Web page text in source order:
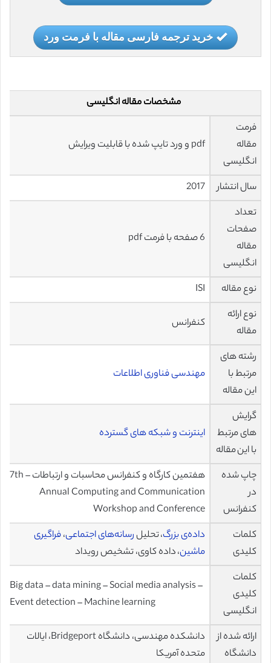
خرید ترجمه فارسی مقاله با فرمت ورد
مشخصات مقاله انگلیسی
فرمت
مقاله
انگلیسی
pdf و ورد تایپ شده با قابلیت ویرایش
سال انتشار
2017
تعداد
صفحات
مقاله
انگلیسی
6 صفحه با فرمت pdf
نوع مقاله
ISI
نوع ارائه
مقاله
کنفرانس
رشته های
مرتبط با
این مقاله
مهندسی فناوری اطلاعات
گرایش
های مرتبط
با این مقاله
اینترنت و شبکه های گسترده
چاپ شده
در
کنفرانس
هفتمین کارگاه و کنفرانس محاسبات و ارتباطات – 7th
Annual Computing and Communication
Workshop and Conference
کلمات
کلیدی
داده‌ی بزرگ، تحلیلرسانه‌های اجتماعی،فراگیری
ماشین، داده کاوی، تشخیص رویداد
کلمات
کلیدی
انگلیسی
Big data – data mining – Social media analysis –
Event detection – Machine learning
ارائه شده از
دانشگاه
دانشکده مهندسی، دانشگاه Bridgeport، ایالات
متحده آمریکا